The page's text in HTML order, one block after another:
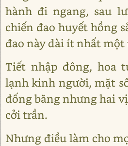
hành đi ngang, sau
chiến đao huyết hồng
đao này dài ít nhất
Tiết nhập đông, hoa
lạnh kinh người, mặt
đống băng nhưng hai
cởi trần.
Nhưng điều làm cho